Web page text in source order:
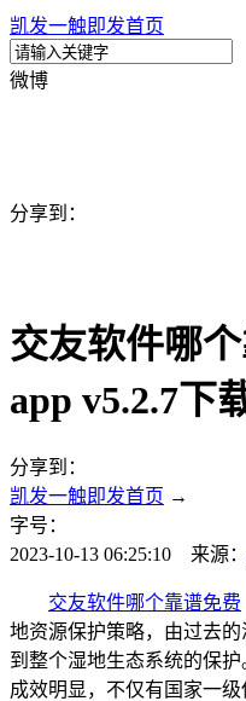
凯发一触即发首页
微博
分享到：
交友软件哪
app v5.2.7下
分享到：
凯发一触即发首页 →
字号：
2023-10-13 06:25:10 来源：
交友软件哪个靠谱免费
地资源保护策略，由过去
到整个湿地生态系统的保
成效明显，不仅有国家一